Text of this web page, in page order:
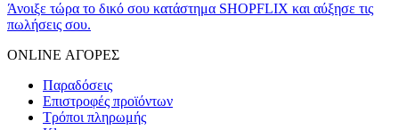
Άνοιξε τώρα το δικό σου κατάστημα SHOPFLIX και αύξησε τις
πωλήσεις σου.
ONLINE ΑΓΟΡΕΣ
Παραδόσεις
Επιστροφές προϊόντων
Τρόποι πληρωμής